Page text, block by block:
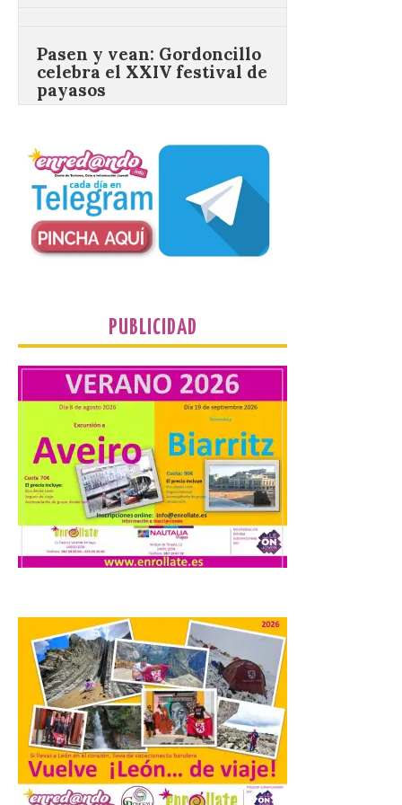
8 Ago 2026
este evento es del año
2022 y la de su página de
turismo de 2025 La firme
apuesta cultural que en las últimas
décadas viene desarrollando Gordoncillo,
tiene un momento culminante en […]
batalla en el que se
decidió el futuro del Reino
de León
8 Ago 2026
Una de las novedades de
esta edición de la Batalla
de Villadangos es el plato
principal del Menú, un
cordero asado al fuego y
las brasas in situ durante 5 horas. . Los
días 7, 8 y 9 de este […]
de Dulces del Convento a
Gradefes
7 Ago 2026
Tendrá lugar el 9 de
agosto en los aledaños del
monasterio cisterciense
de Santa María la Real de
Gradefes. Una cita
imprescindible para disfrutar de los
PUBLICIDAD